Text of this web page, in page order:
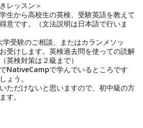
レッスン＞
生から高校生の英検、受験英語を教えて
意です。（文法説明は日本語で行いま
受験のご相談、またはカランメソッ
受けします。英検過去問を使っての読解
英検対策は２級まで）
NativeCampで学んでいるところです
ょう。
ただけないと思いますので、初中級の方
す。